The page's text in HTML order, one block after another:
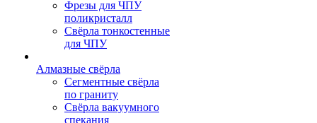
Фрезы для ЧПУ
поликристалл
Свёрла тонкостенные
для ЧПУ
Алмазные свёрла
Сегментные свёрла
по граниту
Свёрла вакуумного
спекания